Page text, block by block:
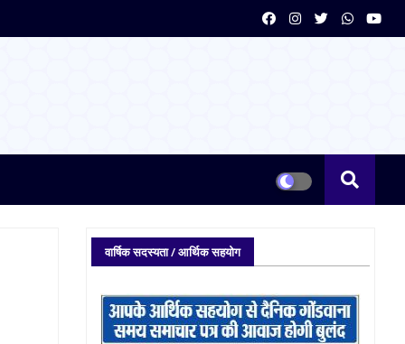
वार्षिक सदस्यता / आर्थिक सहयोग